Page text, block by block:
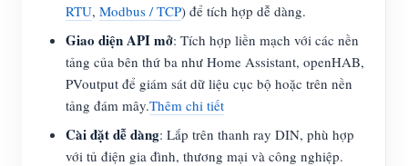
RTU, Modbus / TCP) để tích hợp dễ dàng.
Giao diện API mở: Tích hợp liền mạch với các nền
tảng của bên thứ ba như Home Assistant, openHAB,
PVoutput để giám sát dữ liệu cục bộ hoặc trên nền
tảng đám mây.Thêm chi tiết
Cài đặt dễ dàng: Lắp trên thanh ray DIN, phù hợp
với tủ điện gia đình, thương mại và công nghiệp.